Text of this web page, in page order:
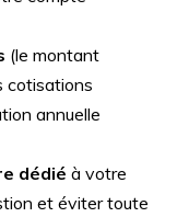
(le montant
cotisations
annuelle
dédié à votre
et éviter toute